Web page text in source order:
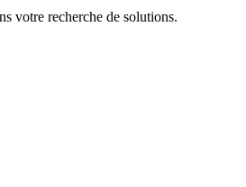
votre recherche de solutions.